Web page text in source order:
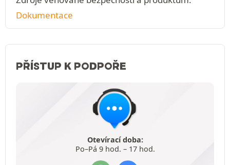
Dokumentace
PŘÍSTUP K PODPOŘE
Otevírací doba:
Po–Pá 9 hod. – 17 hod.